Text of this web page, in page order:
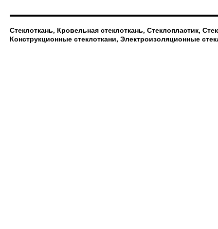
Стеклоткань, Кровельная стеклоткань, Стеклопластик,
Конструкционные стеклоткани, Электроизоляционные